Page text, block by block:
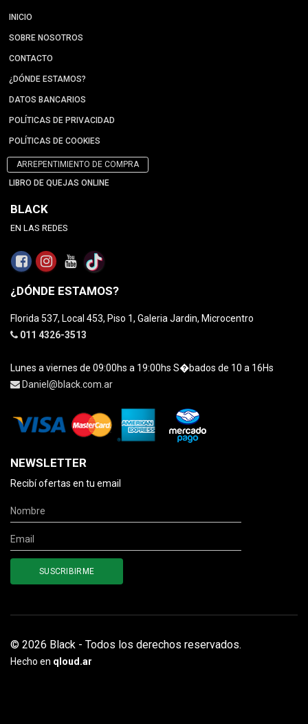
INICIO
SOBRE NOSOTROS
CONTACTO
¿DÓNDE ESTAMOS?
DATOS BANCARIOS
POLÍTICAS DE PRIVACIDAD
POLÍTICAS DE COOKIES
ARREPENTIMIENTO DE COMPRA
LIBRO DE QUEJAS ONLINE
BLACK
EN LAS REDES
¿DÓNDE ESTAMOS?
Florida 537, Local 453, Piso 1, Galeria Jardin, Microcentro
011 4326-3513
Lunes a viernes de 09:00hs a 19:00hs S�bados de 10 a 16Hs
Daniel@black.com.ar
NEWSLETTER
Recibí ofertas en tu email
© 2026 Black - Todos los derechos reservados.
Hecho en qloud.ar